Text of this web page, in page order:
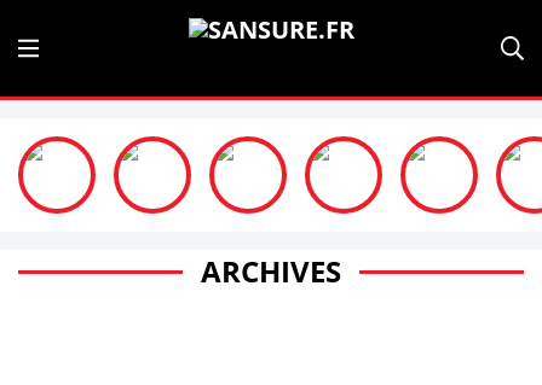
ARCHIVES